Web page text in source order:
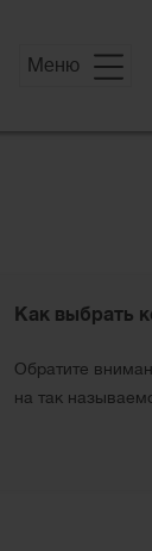
Меню
Как выбрать
Обратите
на так